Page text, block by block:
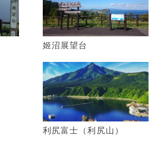
姬沼展望台
利尻富士（利尻山）